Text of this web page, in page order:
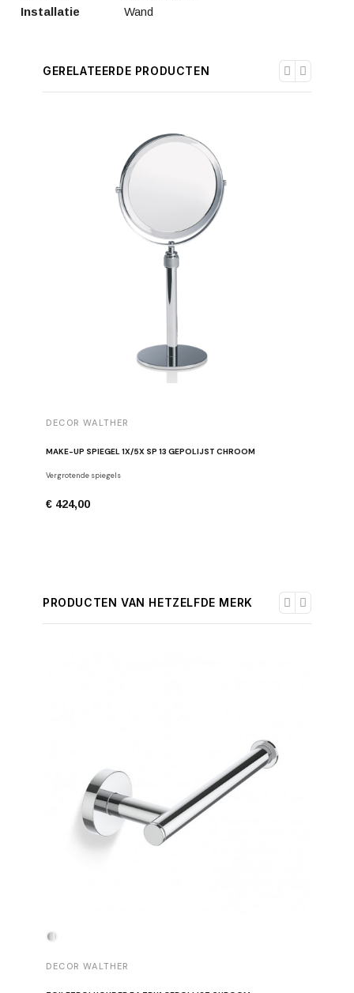
Installatie
Wand
GERELATEERDE PRODUCTEN
DECOR WALTHER
MAKE-UP SPIEGEL 1X/5X SP 13 GEPOLIJST CHROOM
Vergrotende spiegels
€ 424,00
PRODUCTEN VAN HETZELFDE MERK
DECOR WALTHER